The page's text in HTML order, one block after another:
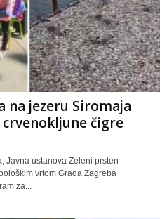
na jezeru Siromaja
čigre
Javna ustanova Zeleni prsten
vrtom Grada Zagreba
za...